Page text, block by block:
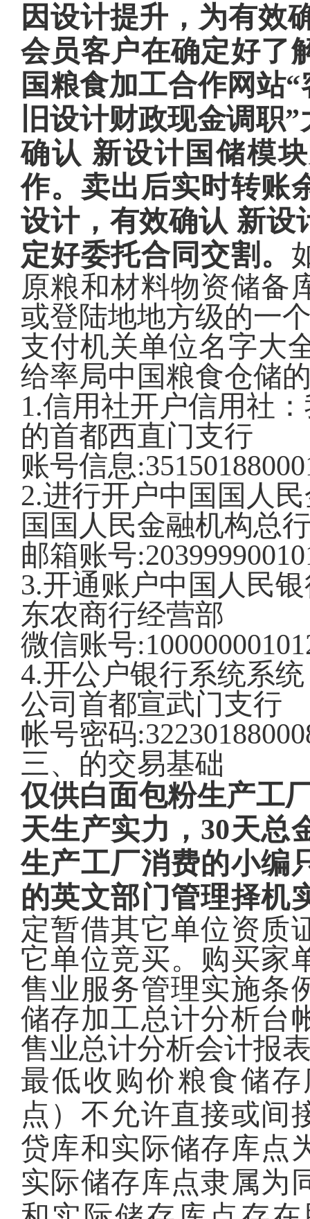
因设计提升，为有效
会员客户在确定好了
国粮食加工合作网站
旧设计财政现金调职
确认 新设计国储模
作。卖出后实时转账
设计，有效确认 新设
定好委托合同交割。
原粮和材料物资储备
或登陆地地方级的一
支付机关单位名字大
给率局中国粮食仓储
1.信用社开户信用社
的首都西直门支行
账号信息
2.进行开户中国国人
国国人民金融机构总
邮箱账号
3.开通账户中国人民
东农商行经营部
微信账号
4.开公户银行系统系
公司首都宣武门支行
帐号密码
三、的交易基础
仅供白面包粉生产工
天生产实力，30天总
生产工厂消费的小编
的英文部门管理择机
定暂借其它单位资质
它单位竞买。购买家
售业服务管理实施条
储存加工总计分析台
售业总计分析会计报
最低收购价粮食储
点）不允许直接或间
贷库和实际储存库点
实际储存库点隶属为